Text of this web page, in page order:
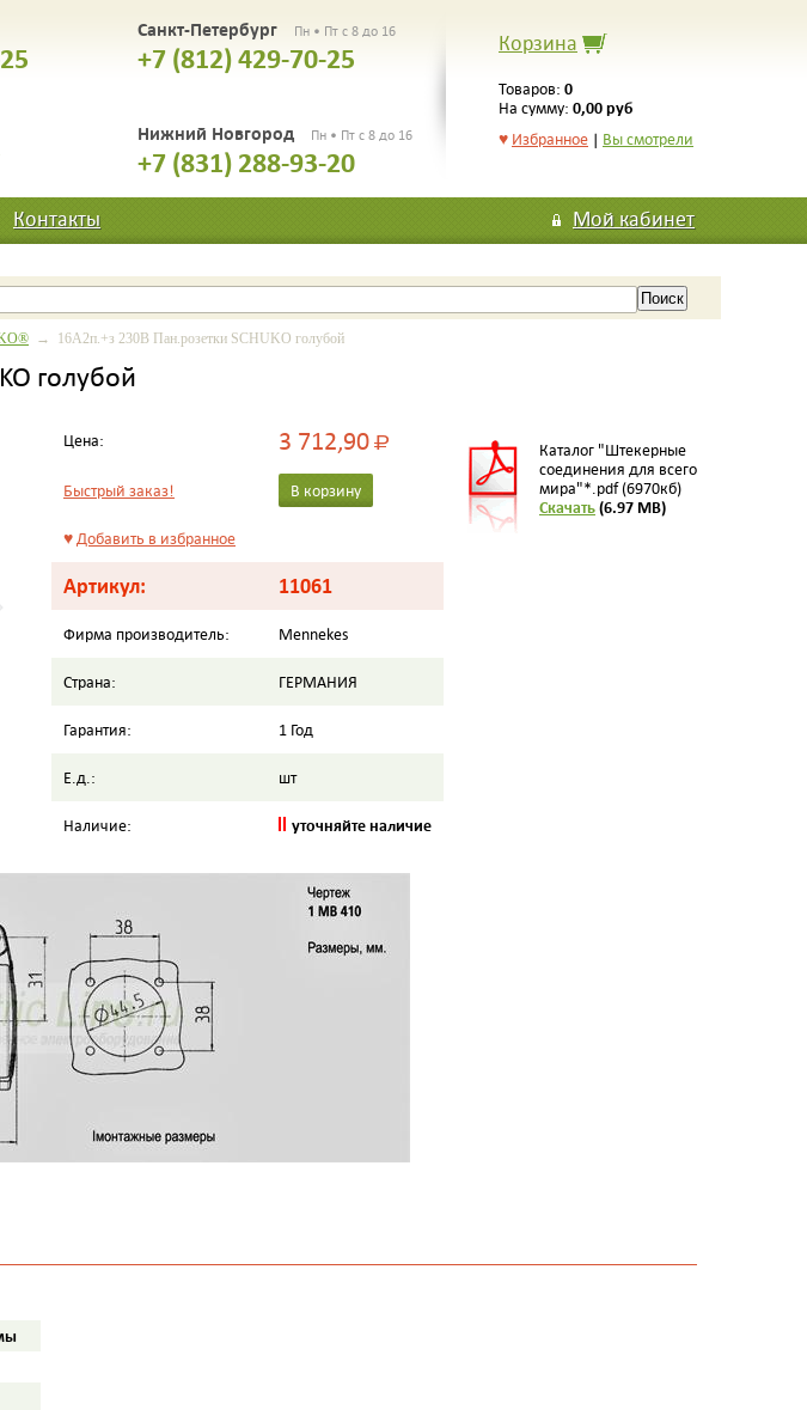
Санкт-Петербург Пн • Пт с 8 до 16
+7 (812) 429-70-25
Нижний Новгород Пн • Пт с 8 до 16
+7 (831) 288-93-20
Корзина
Товаров: 0
На сумму: 0,00 руб
♥ Избранное | Вы смотрели
Контакты Мой кабинет
→ 16A2п.+з 230B Пан.розетки SCHUKO голубой
голубой
Цена: 3 712,90Р
Быстрый заказ! В корзину
♥Добавить в избранное
Артикул: 11061
Фирма производитель: Mennekes
Страна: ГЕРМАНИЯ
Гарантия: 1 Год
Е.д.: шт
Наличие: уточняйте наличие
Каталог "Штекерные
соединения для всего
мира"*.pdf (6970кб)
Скачать(6.97 MB)